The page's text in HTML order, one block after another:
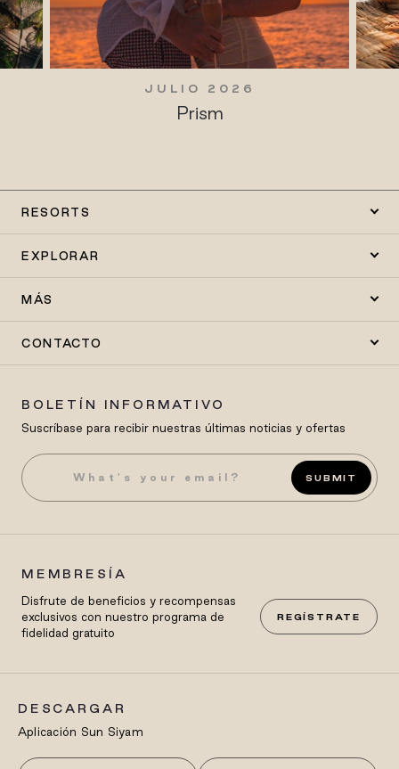
JULIO 2026
Prism
RESORTS
EXPLORAR
MÁS
CONTACTO
BOLETÍN INFORMATIVO
Suscríbase para recibir nuestras últimas noticias y ofertas
SUBMIT
MEMBRESÍA
Disfrute de beneficios y recompensas
exclusivos con nuestro programa de
fidelidad gratuito
REGÍSTRATE
DESCARGAR
Aplicación Sun Siyam